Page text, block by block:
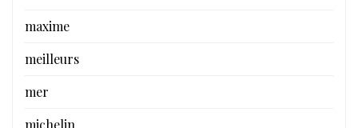
maxime
meilleurs
mer
michelin